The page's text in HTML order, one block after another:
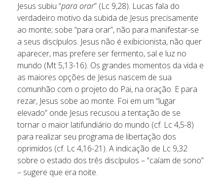
Jesus subiu “para orar” (Lc 9,28). Lucas fala do
verdadeiro motivo da subida de Jesus precisamente
ao monte; sobe “para orar”, não para manifestar-se
a seus discípulos. Jesus não é exibicionista, não quer
aparecer, mas prefere ser fermento, sal e luz no
mundo (Mt 5,13-16). Os grandes momentos da vida e
as maiores opções de Jesus nascem de sua
comunhão com o projeto do Pai, na oração. E para
rezar, Jesus sobe ao monte. Foi em um “lugar
elevado” onde Jesus recusou a tentação de se
tornar o maior latifundiário do mundo (cf. Lc 4,5-8)
para realizar seu programa de libertação dos
oprimidos (cf. Lc 4,16-21). A indicação de Lc 9,32
sobre o estado dos três discípulos – “caíam de sono”
– sugere que era noite.